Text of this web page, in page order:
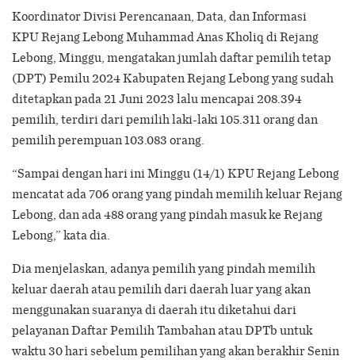
Koordinator Divisi Perencanaan, Data, dan Informasi
KPU Rejang Lebong Muhammad Anas Kholiq di Rejang
Lebong, Minggu, mengatakan jumlah daftar pemilih tetap
(DPT) Pemilu 2024 Kabupaten Rejang Lebong yang sudah
ditetapkan pada 21 Juni 2023 lalu mencapai 208.394
pemilih, terdiri dari pemilih laki-laki 105.311 orang dan
pemilih perempuan 103.083 orang.
“Sampai dengan hari ini Minggu (14/1) KPU Rejang Lebong
mencatat ada 706 orang yang pindah memilih keluar Rejang
Lebong, dan ada 488 orang yang pindah masuk ke Rejang
Lebong,” kata dia.
Dia menjelaskan, adanya pemilih yang pindah memilih
keluar daerah atau pemilih dari daerah luar yang akan
menggunakan suaranya di daerah itu diketahui dari
pelayanan Daftar Pemilih Tambahan atau DPTb untuk
waktu 30 hari sebelum pemilihan yang akan berakhir Senin